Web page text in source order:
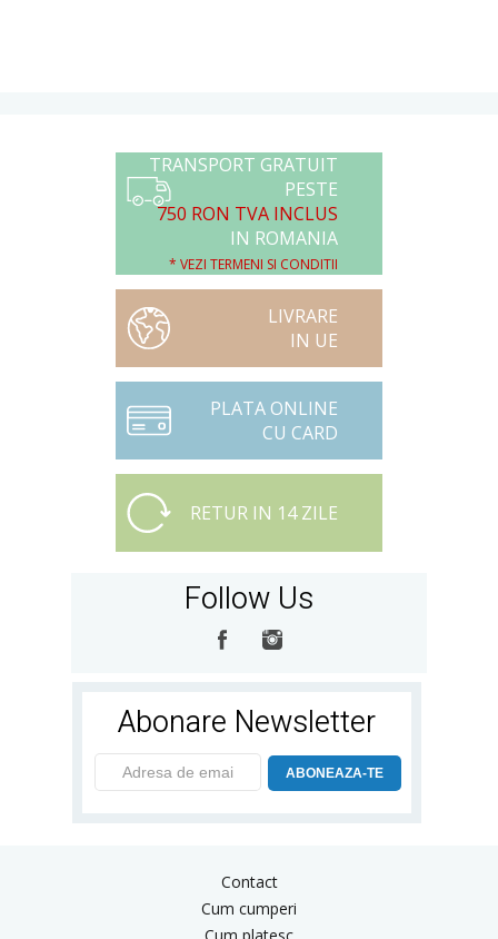
TRANSPORT GRATUIT
PESTE
750 RON TVA INCLUS
IN ROMANIA
* VEZI TERMENI SI CONDITII
LIVRARE
IN UE
PLATA ONLINE
CU CARD
RETUR IN 14 ZILE
Follow Us
Abonare Newsletter
ABONEAZA-TE
Contact
Cum cumperi